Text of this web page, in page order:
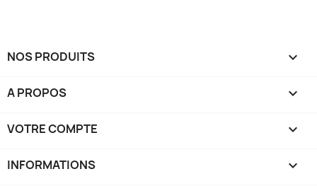
NOS PRODUITS 
A PROPOS 
VOTRE COMPTE 
INFORMATIONS keyboard_arrow_down